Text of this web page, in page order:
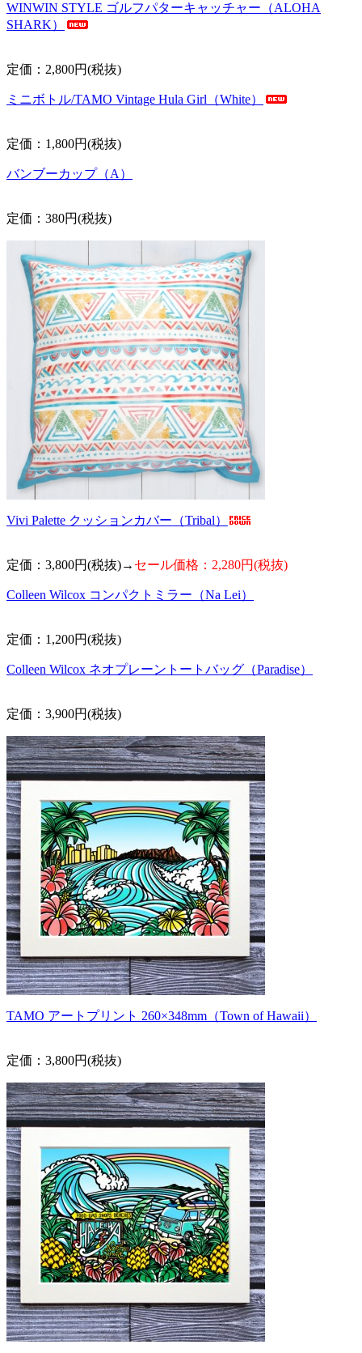
WINWIN STYLE ゴルフパターキャッチャー（ALOHA
SHARK）
定価：2,800円(税抜)
ミニボトル/TAMO Vintage Hula Girl（White）
定価：1,800円(税抜)
バンブーカップ（A）
定価：380円(税抜)
Vivi Palette クッションカバー（Tribal）
定価：3,800円(税抜)→ セール価格：2,280円(税抜)
Colleen Wilcox コンパクトミラー（Na Lei）
定価：1,200円(税抜)
Colleen Wilcox ネオプレーントートバッグ（Paradise）
定価：3,900円(税抜)
TAMO アートプリント 260×348mm（Town of Hawaii）
定価：3,800円(税抜)